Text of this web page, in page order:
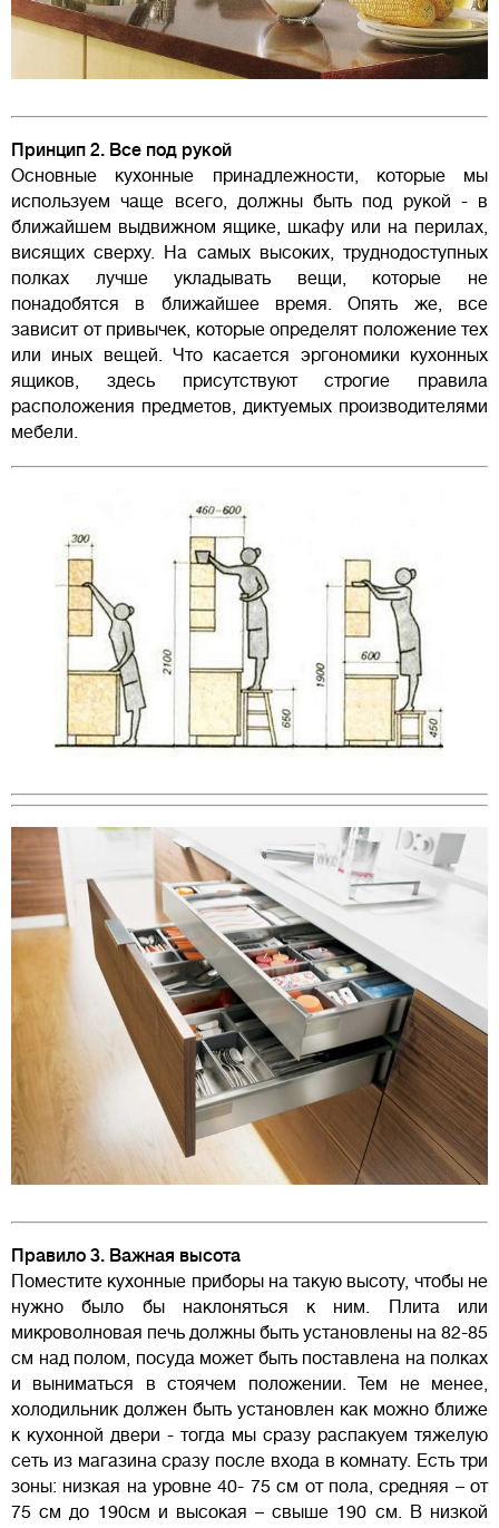
Принцип 2. Все под рукой
Основные кухонные принадлежности, которые мы
используем чаще всего, должны быть под рукой - в
ближайшем выдвижном ящике, шкафу или на перилах,
висящих сверху. На самых высоких, труднодоступных
полках лучше укладывать вещи, которые не
понадобятся в ближайшее время. Опять же, все
зависит от привычек, которые определят положение тех
или иных вещей. Что касается эргономики кухонных
ящиков, здесь присутствуют строгие правила
расположения предметов, диктуемых производителями
мебели.
Правило 3. Важная высота
Поместите кухонные приборы на такую высоту, чтобы не
нужно было бы наклоняться к ним. Плита или
микроволновая печь должны быть установлены на 82-85
см над полом, посуда может быть поставлена на полках
и выниматься в стоячем положении. Тем не менее,
холодильник должен быть установлен как можно ближе
к кухонной двери - тогда мы сразу распакуем тяжелую
сеть из магазина сразу после входа в комнату. Есть три
зоны: низкая на уровне 40- 75 см от пола, средняя – от
75 см до 190см и высокая – свыше 190 см. В низкой